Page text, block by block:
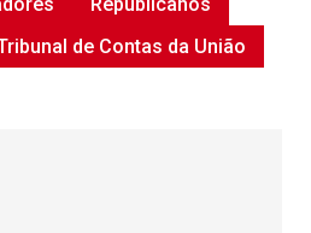
de Contas da União